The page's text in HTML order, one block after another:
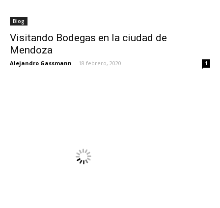
Blog
Visitando Bodegas en la ciudad de
Mendoza
Alejandro Gassmann - 18 febrero, 2020 1